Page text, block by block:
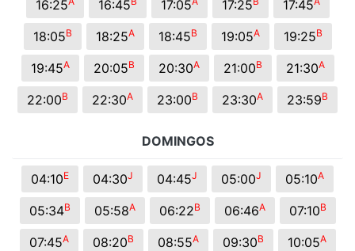
16:25 16:45 17:05 17:25 17:45
18:05B 18:25A 18:45B 19:05A 19:25B
19:45A 20:05B 20:30A 21:00B 21:30A
22:00B 22:30A 23:00B 23:30A 23:59B
DOMINGOS
04:10E 04:30J 04:45J 05:00J 05:10A
05:34B 05:58A 06:22B 06:46A 07:10B
07:45A 08:20B 08:55A 09:30B 10:05A